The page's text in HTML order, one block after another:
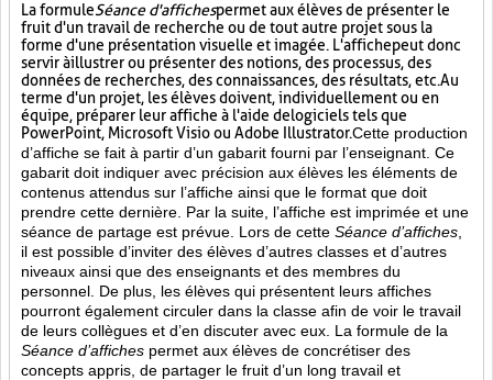
La formuleSéance d'affichespermet aux élèves de présenter le
fruit d'un travail de recherche ou de tout autre projet sous la
forme d'une présentation visuelle et imagée. L'affichepeut donc
servir à illustrer ou présenter des notions, des processus, des
données de recherches, des connaissances, des résultats, etc. Au
terme d'un projet, les élèves doivent, individuellement ou en
équipe, préparer leur affiche à l'aide de logiciels tels que
PowerPoint, Microsoft Visio ou Adobe Illustrator.Cette production
d’affiche se fait à partir d’un gabarit fourni par l’enseignant. Ce
gabarit doit indiquer avec précision aux élèves les éléments de
contenus attendus sur l’affiche ainsi que le format que doit
prendre cette dernière. Par la suite, l’affiche est imprimée et une
séance de partage est prévue. Lors de cette Séance d’affiches
il est possible d’inviter des élèves d’autres classes et d’autres
niveaux ainsi que des enseignants et des membres du
personnel. De plus, les élèves qui présentent leurs affiches
pourront également circuler dans la classe afin de voir le travail
de leurs collègues et d’en discuter avec eux. La formule de la
Séance d’affiches permet aux élèves de concrétiser des
concepts appris, de partager le fruit d’un long travail et